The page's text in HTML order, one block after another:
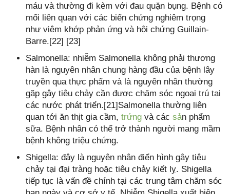
máu và thường đi kèm với đau quặn bụng. Bệnh có
mối liên quan với các biến chứng nghiêm trọng
như viêm khớp phản ứng và hội chứng Guillain-
Barre.[22] [23]
Salmonella: nhiễm Salmonella không phải thương
hàn là nguyên nhân chung hàng đầu của bệnh lây
truyền qua thực phẩm và là nguyên nhân thường
gặp gây tiêu chảy cần được chăm sóc ngoại trú tại
các nước phát triển.[21]Salmonella thường liên
quan tới ăn thịt gia cầm, trứng và các sản phẩm
sữa. Bệnh nhân có thể trở thành người mang mầm
bệnh không triệu chứng.
Shigella: đây là nguyên nhân điển hình gây tiêu
chảy tại đại tràng hoặc tiêu chảy kiết lỵ. Shigella
tiếp tục là vấn đề chính tại các trung tâm chăm sóc